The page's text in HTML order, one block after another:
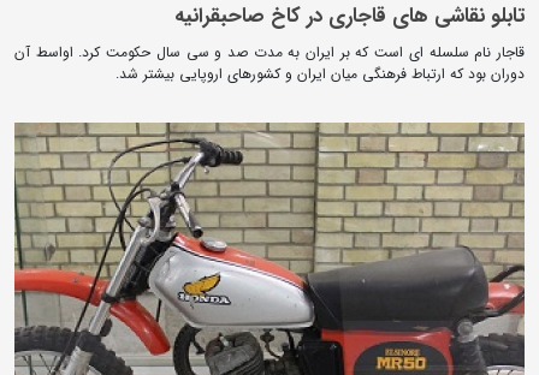
تابلو نقاشی های قاجاری در کاخ صاحبقرانیه
قاجار نام سلسله ای است که بر ایران به مدت صد و سی سال حکومت کرد. اواسط آن
دوران بود که ارتباط فرهنگی میان ایران و کشورهای اروپایی بیشتر شد.